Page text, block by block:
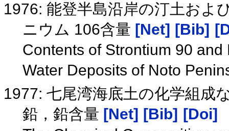
1976: 能登半島沿岸の汀土およ
ニウム 106含量 [Net] [Bib]
Contents of Strontium 90
Water Deposits of Noto
1977: 七尾湾海底土の化学組成
鉛，鉛含量 [Net] [Bib]
[Doi]